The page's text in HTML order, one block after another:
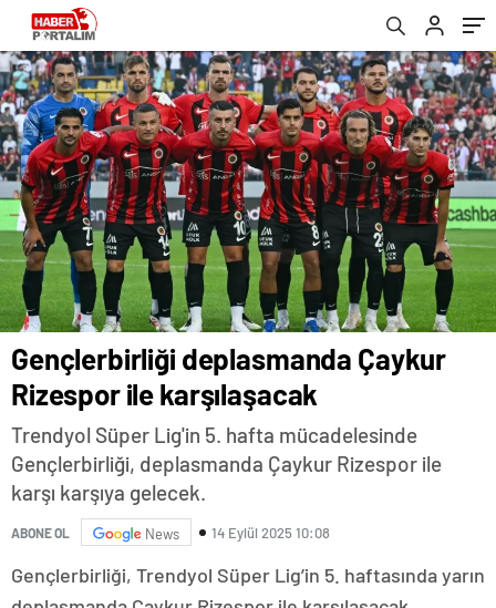
Gençlerbirliği deplasmanda Çaykur
Rizespor ile karşılaşacak
Trendyol Süper Lig'in 5. hafta mücadelesinde
Gençlerbirliği, deplasmanda Çaykur Rizespor ile
karşı karşıya gelecek.
ABONE OL News 14 Eylül 2025 10:08
Gençlerbirliği, Trendyol Süper Lig’in 5. haftasında yarın
yayınlanacak? | CANLI İZLE .